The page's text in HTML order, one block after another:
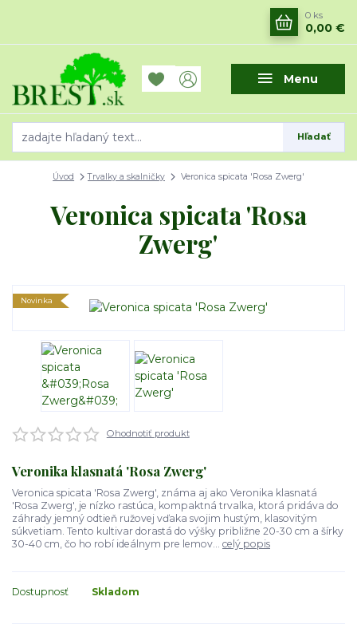
Menu
Hľadať
0 ks
0,00 €
Úvod Trvalky a skalničky Veronica spicata 'Rosa Zwerg'
Veronica spicata 'Rosa
Zwerg'
Novinka
Ohodnotiť produkt
Veronika klasnatá 'Rosa Zwerg'
Veronica spicata 'Rosa Zwerg', známa aj ako Veronika klasnatá
'Rosa Zwerg', je nízko rastúca, kompaktná trvalka, ktorá pridáva do
záhrady jemný odtieň ružovej vďaka svojim hustým, klasovitým
súkvetiam. Tento kultivar dorastá do výšky približne 20-30 cm a šírky
30-40 cm, čo ho robí ideálnym pre lemov... celý popis
Dostupnosť Skladom